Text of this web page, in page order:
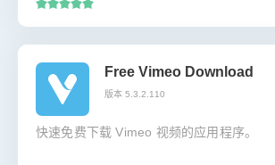
Free Vimeo Download
版本 5.3.2.110
快速免费下载 Vimeo 视频的应用程序。